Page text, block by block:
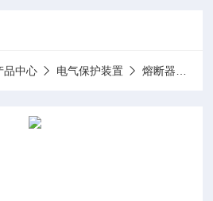
品中心 电气保护装置 熔断器